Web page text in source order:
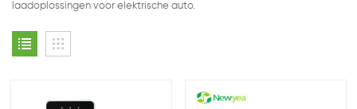
laadoplossingen voor elektrische auto.